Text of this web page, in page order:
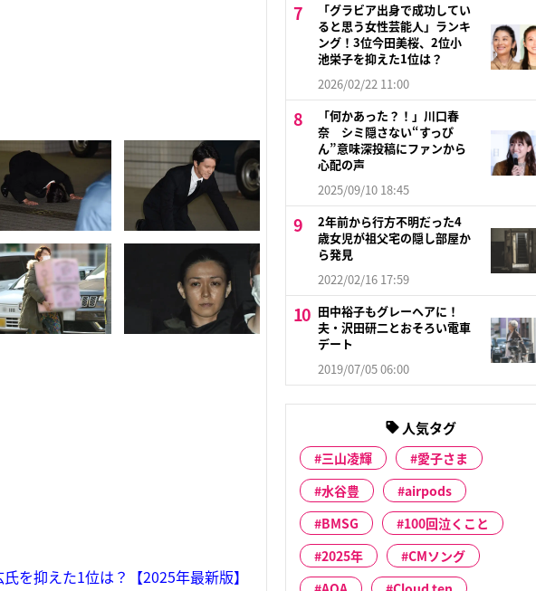
を抑えた1位は？【2025年最新版】
「グラビア出身で成功してい
ると思う女性芸能人」ランキ
ング！3位今田美桜、2位小
池栄子を抑えた1位は？
2026/02/22 11:00
「何かあった？！」川口春
奈 シミ隠さない“すっぴ
ん”意味深投稿にファンから
心配の声
2025/09/10 18:45
2年前から行方不明だった4
歳女児が祖父宅の隠し部屋か
ら発見
2022/02/16 17:59
田中裕子もグレーヘアに！
夫・沢田研二とおそろい電車
デート
2019/07/05 06:00
人気タグ
三山凌輝
愛子さま
水谷豊
airpods
BMSG
100回泣くこと
2025年
CMソング